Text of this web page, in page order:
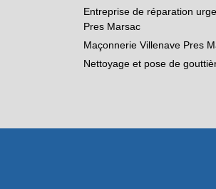
Entreprise de réparation
Pres Marsac
Maçonnerie Villenave Pres
Nettoyage et pose de